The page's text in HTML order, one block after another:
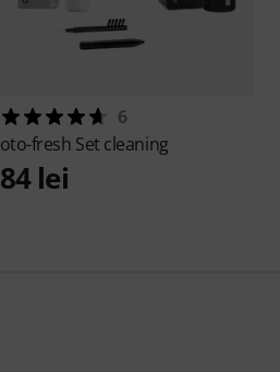
6
oto-fresh Set cleaning
84 lei